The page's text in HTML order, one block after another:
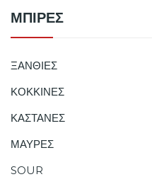
ΜΠΙΡΕΣ
ΞΑΝΘΙΕΣ
ΚΟΚΚΙΝΕΣ
ΚΑΣΤΑΝΕΣ
ΜΑΥΡΕΣ
SOUR